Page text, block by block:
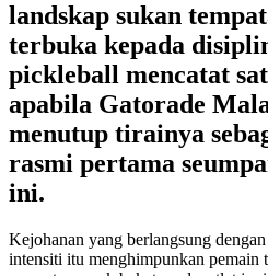
landskap sukan
terbuka kepada
pickleball mencatat
apabila Gatorade
menutup tirainya
rasmi pertama
ini.
Kejohanan yang berlangsung
intensiti itu menghimpunkan pemain